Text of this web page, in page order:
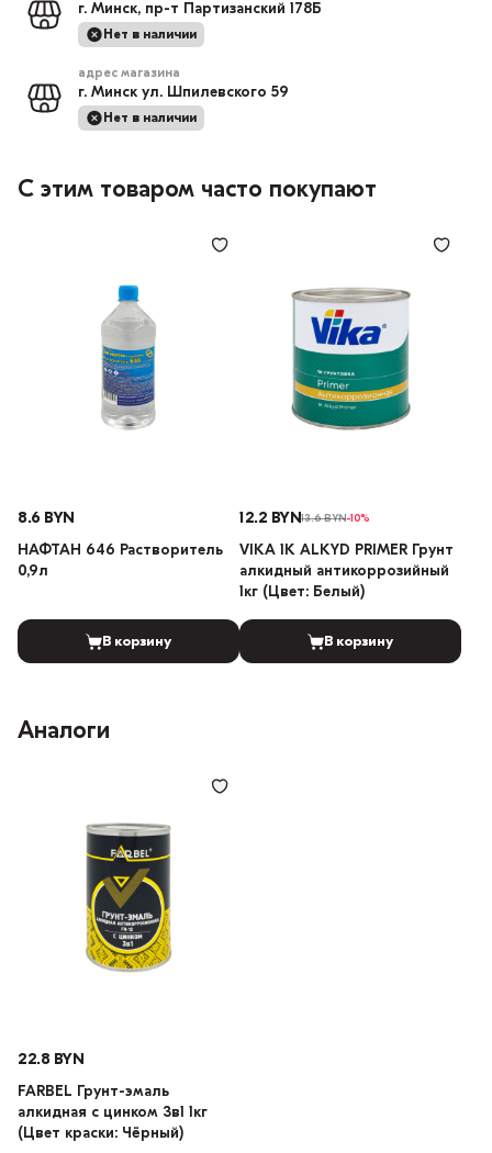
г. Минск, пр-т Партизанский 178Б
Нет в наличии
адрес магазина
г. Минск ул. Шпилевского 59
Нет в наличии
С этим товаром часто покупают
8.6 BYN
НАФТАН 646 Растворитель
0,9л
В корзину
12.2 BYN13.6 BYN-10%
VIKA 1K ALKYD PRIMER Грунт
алкидный антикоррозийный
1кг (Цвет: Белый)
В корзину
Аналоги
22.8 BYN
FARBEL Грунт-эмаль
алкидная с цинком 3в1 1кг
(Цвет краски: Чёрный)